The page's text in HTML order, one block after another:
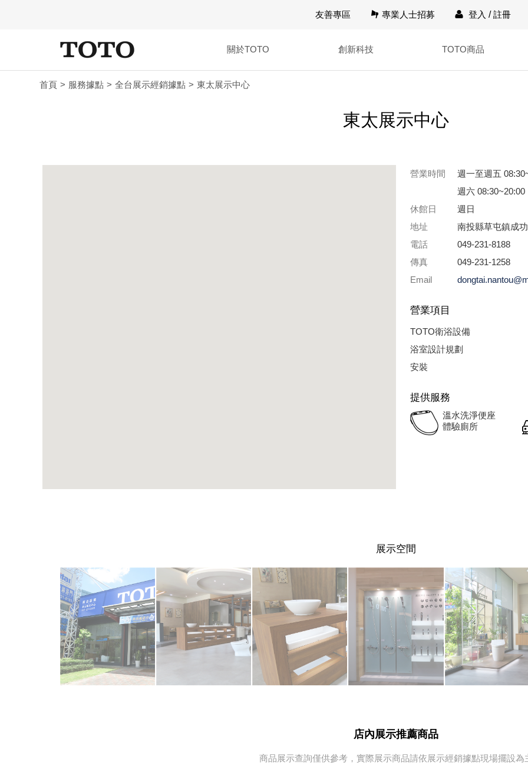
友善專區 專業人士招募 登入 /註冊
關於TOTO 創新科技 TOTO商品
首頁 服務據點 全台展示經銷據點 東太展示中心
東太展示中心
營業時間
週一至週五
週六 08:30~20:00
休館日
週日
地址
南投縣草屯鎮成
電話
049-231-8188
傳真
049-231-1258
Email
營業項目
TOTO衛浴設備
浴室設計規劃
安裝
提供服務
溫水洗淨便座
體驗廁所
展示空間
店內展示推薦商品
商品展示查詢僅供參考，實際展示商品請依展示經銷據點現場擺設為